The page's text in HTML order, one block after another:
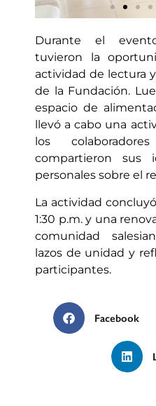
P. Leonardo
liderando el
Durante el
tuvieron la
actividad de lectura
de la Fundación.
espacio de
llevó a cabo una
los
compartieron sus
personales sobre el
La actividad
1:30 p.m. y una
comunidad
lazos de unidad y
participantes.
Facebook